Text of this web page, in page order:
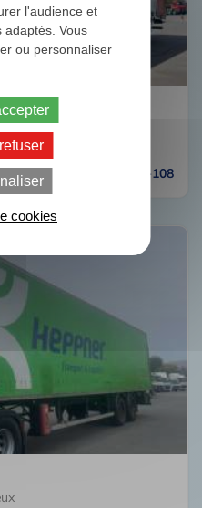
3 essieux
N° CH-108
l'audience et
adaptés. Vous
ou personnaliser
cookies